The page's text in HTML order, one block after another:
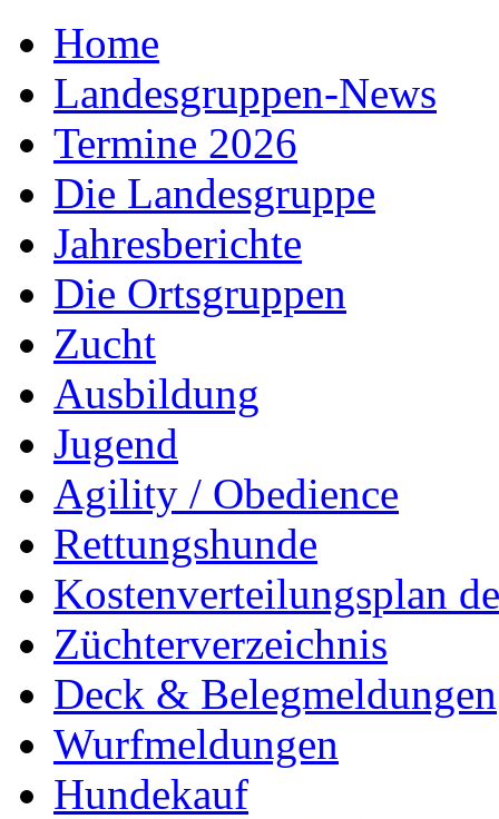
Home
Landesgruppen-News
Termine 2026
Die Landesgruppe
Jahresberichte
Die Ortsgruppen
Zucht
Ausbildung
Jugend
Agility / Obedience
Rettungshunde
Kostenverteilungsplan
Züchterverzeichnis
Deck & Belegmeldungen
Wurfmeldungen
Hundekauf